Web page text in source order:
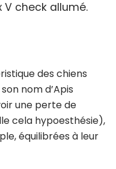
check allumé.
des chiens
nom d’Apis
une perte de
cela hypoesthésie),
équilibrées à leur